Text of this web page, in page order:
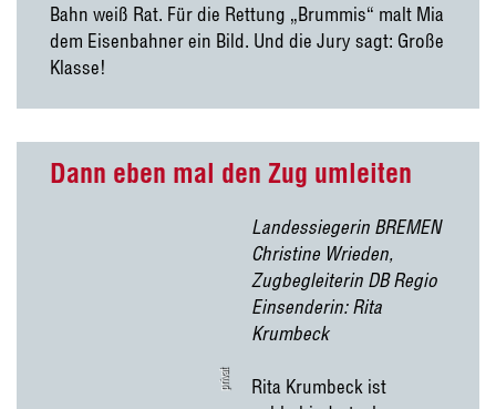
Bahn weiß Rat. Für die Rettung „Brummis“ malt Mia
dem Eisenbahner ein Bild. Und die Jury sagt: Große
Klasse!
Dann eben mal den Zug umleiten
privat
Landessiegerin BREMEN
Christine Wrieden,
Zugbegleiterin DB Regio
Einsenderin: Rita
Krumbeck
Rita Krumbeck ist